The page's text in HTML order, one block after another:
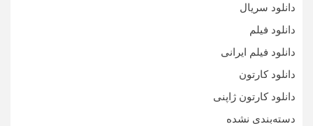
دانلود سریال
دانلود فیلم
دانلود فیلم ایرانی
دانلود کارتون
دانلود کارتون ژاپنی
دسته‌بندی نشده